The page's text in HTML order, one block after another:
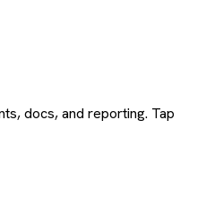
docs, and reporting. Tap